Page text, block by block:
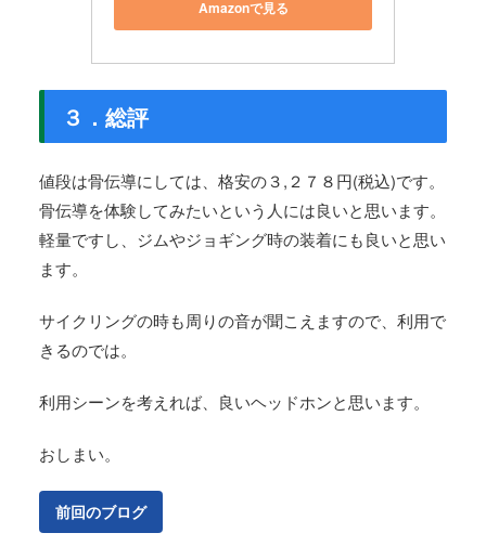
Amazonで見る
３．総評
値段は骨伝導にしては、格安の３,２７８円(税込)です。
骨伝導を体験してみたいという人には良いと思います。
軽量ですし、ジムやジョギング時の装着にも良いと思い
ます。
サイクリングの時も周りの音が聞こえますので、利用で
きるのでは。
利用シーンを考えれば、良いヘッドホンと思います。
おしまい。
前回のブログ